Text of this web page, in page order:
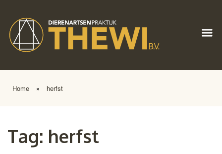
Home » herfst
Tag: herfst